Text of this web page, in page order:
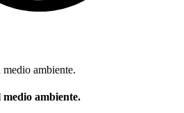
ambiente.